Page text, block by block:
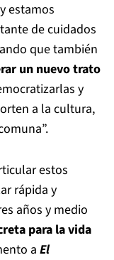
estamos
de cuidados
que también
un nuevo trato
y
a la cultura,
estos
rápida y
años y medio
para la vida
a El